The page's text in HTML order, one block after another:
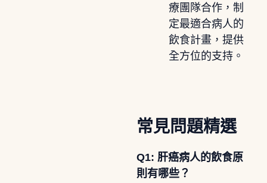
療團隊合作，制
定最適合病人的
飲食計畫，提供
全方位的支持。
常見問題精選
Q1: 肝癌病人的飲食原
則有哪些？